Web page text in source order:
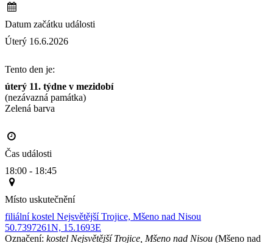
Datum začátku události
Úterý 16.6.2026
Tento den je:
úterý 11. týdne v mezidobí
(nezávazná památka)
Zelená barva
Čas události
18:00 - 18:45
Místo uskutečnění
filiální kostel Nejsvětější Trojice, Mšeno nad Nisou
50.7397261N, 15.1693E
Označení: kostel Nejsvětější Trojice, Mšeno nad Nisou (Mšeno nad